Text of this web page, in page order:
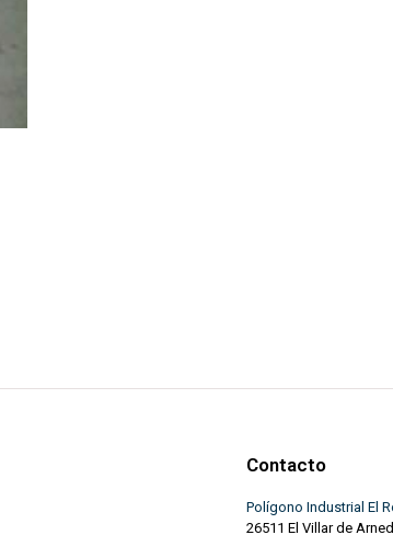
Contacto
Polígono Industrial El
26511 El Villar de